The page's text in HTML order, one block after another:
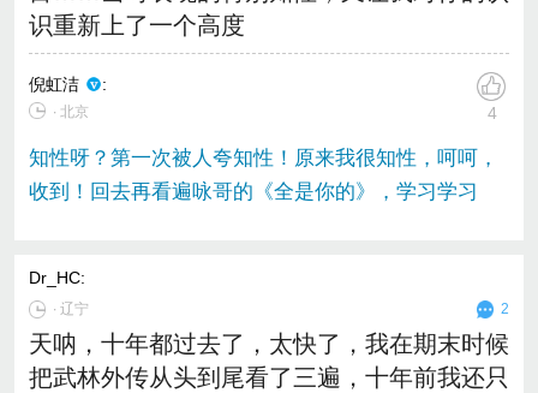
识重新上了一个高度
倪虹洁 :
∙ 北京 4
知性呀？第一次被人夸知性！原来我很知性，呵呵，
收到！回去再看遍咏哥的《全是你的》，学习学习
Dr_HC:
∙辽宁 2
天呐，十年都过去了，太快了，我在期末时候
把武林外传从头到尾看了三遍，十年前我还只